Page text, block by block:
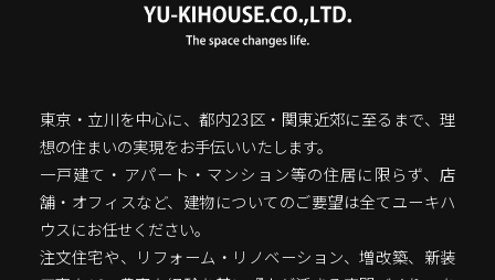
東京・立川を中心に、都内23区・関東近郊に至るまで、理
想の住まいの実現をお手伝いいたします。
一戸建て・アパート・マンション等の住居に限らず、店
舗・オフィスなど、建物についてのご要望は全てユーキハ
ウスにお任せください。
注文住宅や、リフォーム・リノベーション、増改築、新装